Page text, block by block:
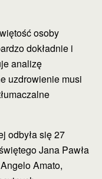
osoby
dokładnie i
analizę
uzdrowienie musi
odbyła się 27
Jana Pawła
Amato,